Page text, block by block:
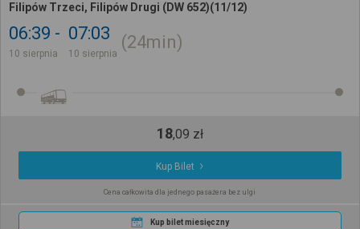
Filipów Trzeci, Filipów Drugi (DW 652)(11/12)
06:39
10 sierpnia
07:03
10 sierpnia
24min
18,09 zł
Kup Bilet
Cena całkowita dla jednego pasażera bez ulgi
Kup bilet miesięczny